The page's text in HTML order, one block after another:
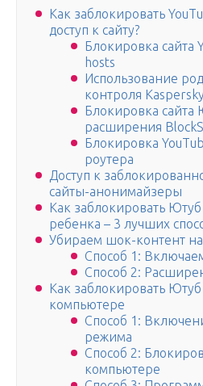
Как заблокировать
доступ к сайту?
Блокировка сайта
hosts
Использование
контроля
Блокировка
расширения
Блокировка
роутера
Доступ к
сайты-анонимайзеры
Как заблокировать
ребенка – 3 лучших
Убираем шок-контент на
Способ 1:
Способ 2:
Как заблокировать
компьютере
Способ 1:
режима
Способ 2:
компьютере